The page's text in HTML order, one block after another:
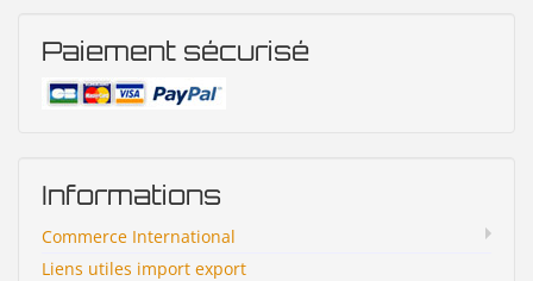
Paiement sécurisé
Informations
Commerce International
Liens utiles import export